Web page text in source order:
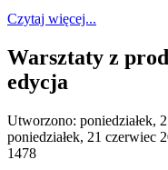
Czytaj więcej...
Warsztaty z
edycja
Utworzono: poniedziałek,
poniedziałek, 21 czerwiec
1478